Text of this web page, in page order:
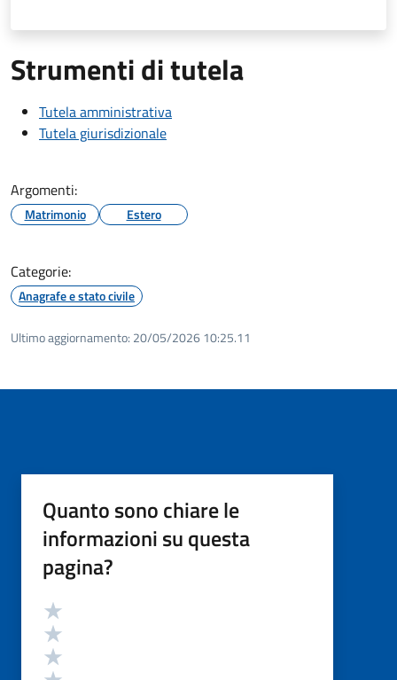
Strumenti di tutela
Tutela amministrativa
Tutela giurisdizionale
Argomenti:
Matrimonio Estero
Categorie:
Anagrafe e stato civile
Ultimo aggiornamento: 20/05/2026 10:25.11
Quanto sono chiare le
informazioni su questa
pagina?
Valutazione